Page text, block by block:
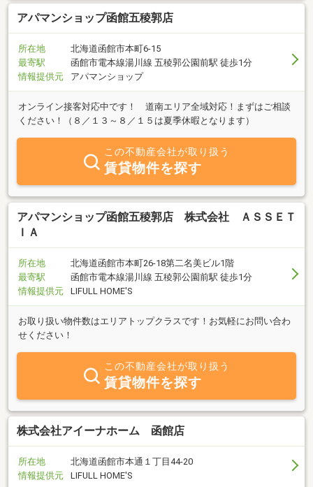
アパマンショップ函館五稜郭店
所在地
北海道函館市本町6-15
最寄駅
函館市電本線湯川線 五稜郭公園前駅 徒歩1分
情報提供元
アパマンショップ
オンライン接客対応中です！ 道南エリア全域対応！まずはご相談
ください！（８／１３～８／１５は夏季休暇となります）
この不動産会社が取り扱う
賃貸物件を探す
アパマンショップ函館五稜郭店 株式会社 ＡＳＳＥＴ
ＩＡ
所在地
北海道函館市本町26-18第二名美ビル1階
最寄駅
函館市電本線湯川線 五稜郭公園前駅 徒歩1分
情報提供元
LIFULL HOME'S
お取り扱い物件数はエリアトップクラスです！お気軽にお問い合わ
せください！
この不動産会社が取り扱う
賃貸物件を探す
株式会社アイーナホーム 函館店
所在地
北海道函館市本通１丁目44-20
情報提供元
LIFULL HOME'S